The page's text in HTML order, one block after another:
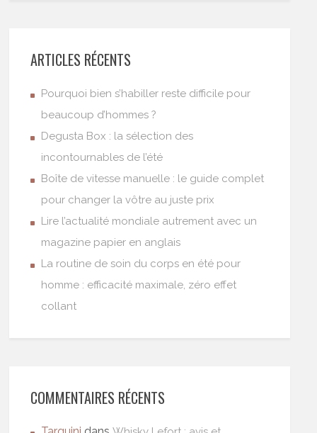
ARTICLES RÉCENTS
Pourquoi bien s’habiller reste difficile pour
beaucoup d’hommes ?
Degusta Box : la sélection des
incontournables de l’été
Boîte de vitesse manuelle : le guide complet
pour changer la vôtre au juste prix
Lire l’actualité mondiale autrement avec un
magazine papier en anglais
La routine de soin du corps en été pour
homme : efficacité maximale, zéro effet
collant
COMMENTAIRES RÉCENTS